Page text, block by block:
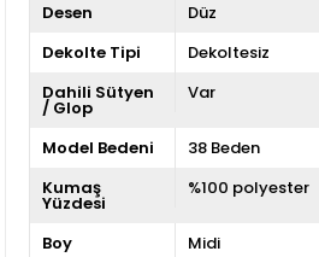
Desen
Düz
Dekolte Tipi
Dekoltesiz
Dahili Sütyen
/ Glop
Var
Model Bedeni
38 Beden
Kumaş
Yüzdesi
%100 polyester
Boy
Midi